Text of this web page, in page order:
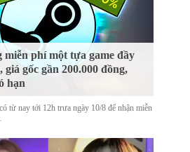
miễn phí một tựa game đầy
giá gốc gần 200.000 đồng,
hạn
từ nay tới 12h trưa ngày 10/8 để nhận miễn